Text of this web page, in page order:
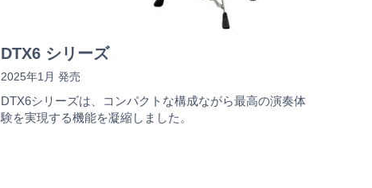
DTX6 シリーズ
2025年1月 発売
DTX6シリーズは、コンパクトな構成ながら最高の演奏体
験を実現する機能を凝縮しました。